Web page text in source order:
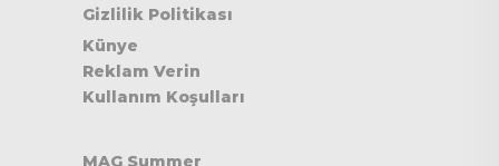
Gizlilik Politikası
Künye
Reklam Verin
Kullanım Koşulları
MAG Summer